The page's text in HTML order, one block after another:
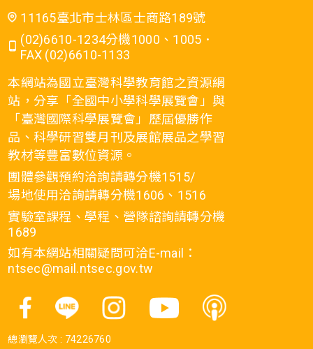
11165臺北市士林區士商路189號
(02)6610-1234分機1000、1005．
FAX (02)6610-1133
本網站為國立臺灣科學教育館之資源網
站，分享「全國中小學科學展覽會」與
「臺灣國際科學展覽會」歷屆優勝作
品、科學研習雙月刊及展館展品之學習
教材等豐富數位資源。
團體參觀預約洽詢請轉分機1515/
場地使用洽詢請轉分機1606、1516
實驗室課程、學程、營隊諮詢請轉分機
1689
如有本網站相關疑問可洽E-mail：
ntsec@mail.ntsec.gov.tw
總瀏覽人次 : 74226760